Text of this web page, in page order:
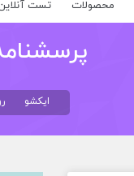
محصولات تست
ایکشو